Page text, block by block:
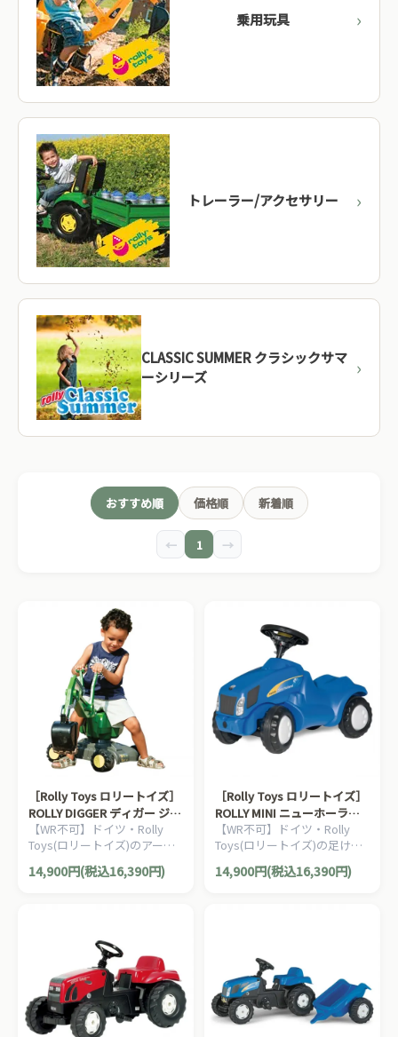
乗用玩具
トレーラー/アクセサリー
CLASSIC SUMMER クラシックサマ
ーシリーズ
おすすめ順 価格順 新着順
← 1 →
［Rolly Toys ロリートイズ］
ROLLY DIGGER ディガー ジョ
ンディアー John Deere
【WR不可】ドイツ・Rolly
Toys(ロリートイズ)のアーム
の付いた足けりタイプのショ
ベルカーです。3歳からお楽
14,900円(税込16,390円)
［Rolly Toys ロリートイズ］
ROLLY MINI ニューホーラン
ドミニ
【WR不可】ドイツ・Rolly
Toys(ロリートイズ)の足けり
タイプの働く車の乗用玩具で
す。1歳からお楽しみいただ
14,900円(税込16,390円)